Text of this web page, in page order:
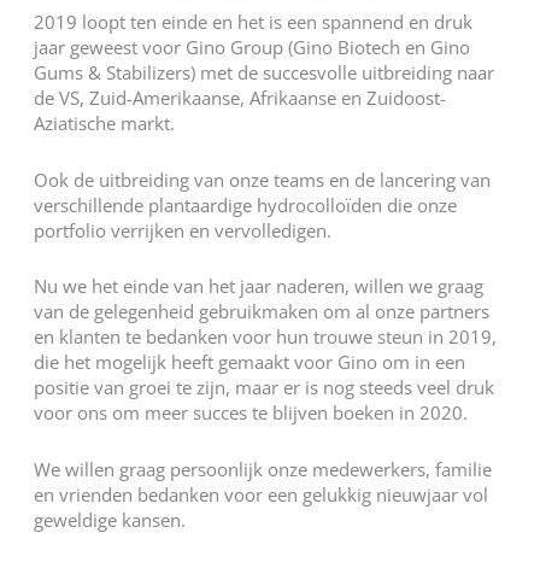
2019 loopt ten einde en het is een spannend en druk
jaar geweest voor Gino Group (Gino Biotech en Gino
Gums & Stabilizers) met de succesvolle uitbreiding naar
de VS, Zuid-Amerikaanse, Afrikaanse en Zuidoost-
Aziatische markt.
Ook de uitbreiding van onze teams en de lancering van
verschillende plantaardige hydrocolloïden die onze
portfolio verrijken en vervolledigen.
Nu we het einde van het jaar naderen, willen we graag
van de gelegenheid gebruikmaken om al onze partners
en klanten te bedanken voor hun trouwe steun in 2019,
die het mogelijk heeft gemaakt voor Gino om in een
positie van groei te zijn, maar er is nog steeds veel druk
voor ons om meer succes te blijven boeken in 2020.
We willen graag persoonlijk onze medewerkers, familie
en vrienden bedanken voor een gelukkig nieuwjaar vol
geweldige kansen.